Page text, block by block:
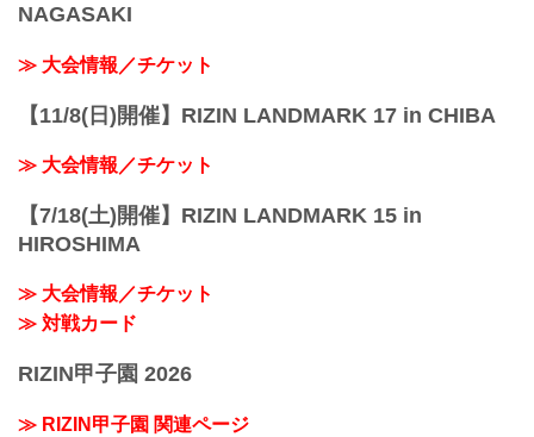
NAGASAKI
≫ 大会情報／チケット
【11/8(日)開催】RIZIN LANDMARK 17 in CHIBA
≫ 大会情報／チケット
【7/18(土)開催】RIZIN LANDMARK 15 in
HIROSHIMA
≫ 大会情報／チケット
≫ 対戦カード
RIZIN甲子園 2026
≫ RIZIN甲子園 関連ページ